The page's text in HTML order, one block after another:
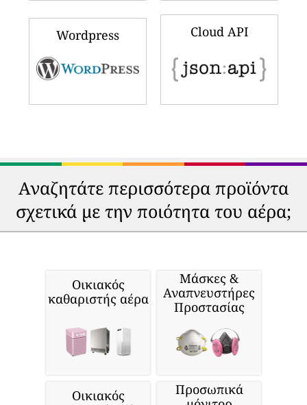
Wordpress Cloud API
Αναζητάτε περισσότερα προϊόντα
σχετικά με την ποιότητα του αέρα;
Οικιακός
καθαριστής αέρα
Μάσκες &
Αναπνευστήρες
Προστασίας
Οικιακός
Προσωπικά